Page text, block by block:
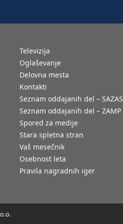
Televizija
Oglaševanje
Delovna mesta
Kontakti
Seznam oddajanih del – SAZAS
Seznam oddajanih del – ZAMP
Spored za medije
Stara spletna stran
Vaš mesečnik
Osebnost leta
Pravila nagradnih iger